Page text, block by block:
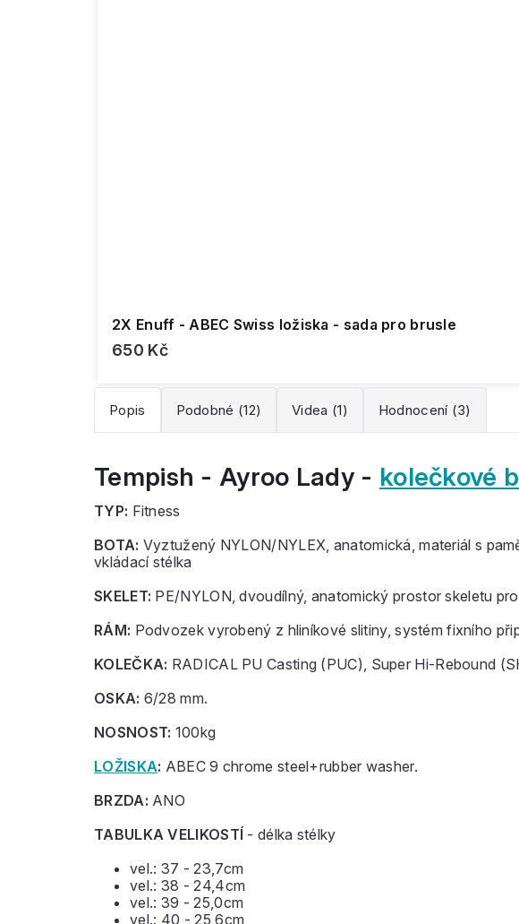
2X Enuff - ABEC Swiss ložiska - sada pro brusle
650 Kč
Popis Podobné (12) Videa (1) Hodnocení (3)
Tempish - Ayroo Lady - kolečkové
TYP: Fitness
BOTA: Vyztužený NYLON/NYLEX, anatomická, materiál s
vkládací stélka
SKELET: PE/NYLON, dvoudílný, anatomický prostor skeletu
RÁM: Podvozek vyrobený z hliníkové slitiny, systém fixního
KOLEČKA: RADICAL PU Casting (PUC), Super Hi-Rebound
OSKA: 6/28 mm.
NOSNOST: 100kg
LOŽISKA: ABEC 9 chrome steel+rubber washer.
BRZDA: ANO
TABULKA VELIKOSTÍ - délka stélky
vel.: 37 - 23,7cm
vel.: 38 - 24,4cm
vel.: 39 - 25,0cm
vel.: 40 - 25,6cm